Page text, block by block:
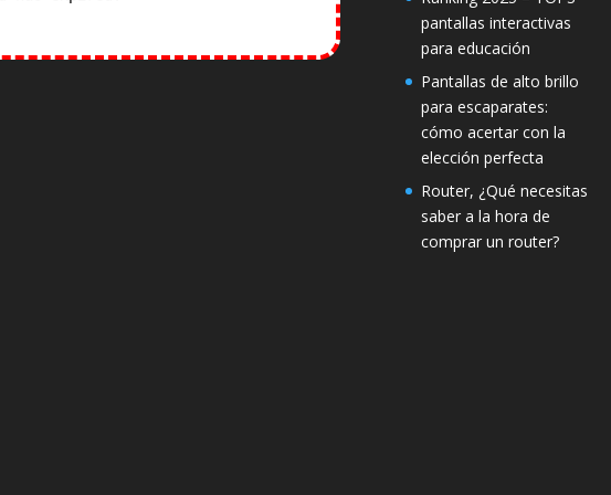
pantallas interactivas
para educación
Pantallas de alto brillo
para escaparates:
cómo acertar con la
elección perfecta
Router, ¿Qué necesitas
saber a la hora de
comprar un router?